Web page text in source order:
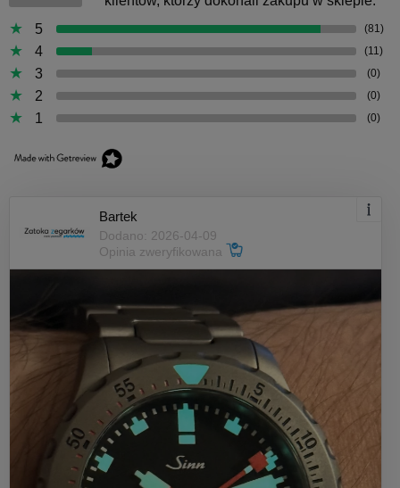
5
(81)
4 (11)
3 (0)
2 (0)
1 (0)
Bartek
Dodano: 2026-04-09
Opinia zweryfikowana